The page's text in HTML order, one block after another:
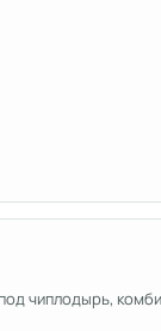
чиплодырь,